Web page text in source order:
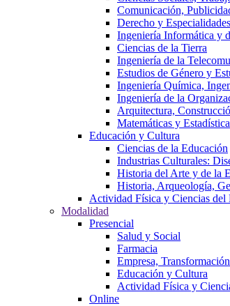
Comunicación,
Derecho y
Ingeniería Informática y
Ciencias de la Tierra
Ingeniería de la
Estudios de Género y
Ingeniería Química,
Ingeniería de la
Arquitectura,
Matemáticas y Estadística
Educación y Cultura
Ciencias de la Educación
Industrias Culturales:
Historia del Arte y de la
Historia, Arqueología,
Actividad Física y Ciencias del
Modalidad
Presencial
Salud y Social
Farmacia
Empresa,
Educación y Cultura
Actividad Física y
Online